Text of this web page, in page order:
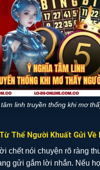
linh truyền thống khi mơ
Thể Người Khuất Gửi Về
chết nói chuyện rõ ràng
gửi gắm lời nhắn. Nếu